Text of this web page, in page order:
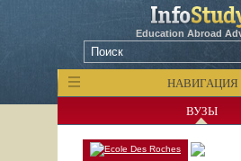
Education Abroad
НАВИГАЦИЯ
ВУЗЫ